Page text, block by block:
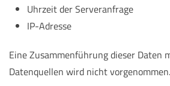
Uhrzeit der Serveranfrage
IP-Adresse
Eine Zusammenführung dieser Daten
Datenquellen wird nicht vorgenommen.